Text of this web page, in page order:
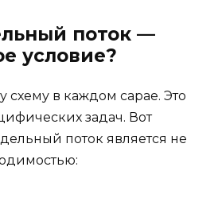
поток —
условие?
схему в каждом сарае. Это
задач. Вот
поток является не